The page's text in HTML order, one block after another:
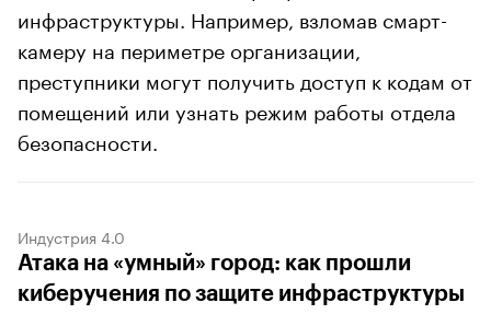
инфраструктуры. Например, взломав смарт-
камеру на периметре организации,
преступники могут получить доступ к кодам от
помещений или узнать режим работы отдела
безопасности.
Индустрия 4.0
Атака на «умный» город: как прошли
киберучения по защите инфраструктуры